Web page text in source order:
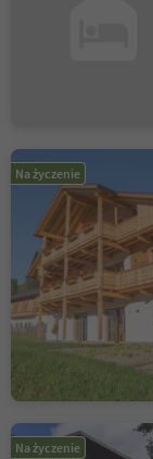
Na życzenie
Na życzenie